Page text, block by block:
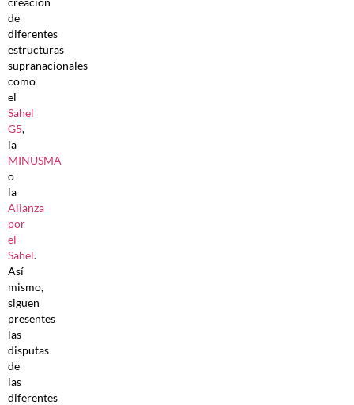
de
diferentes
estructuras
supranacionales
como
el
Sahel
G5,
la
MINUSMA
o
la
Alianza
por
el
Sahel.
Así
mismo,
siguen
presentes
las
disputas
de
las
diferentes